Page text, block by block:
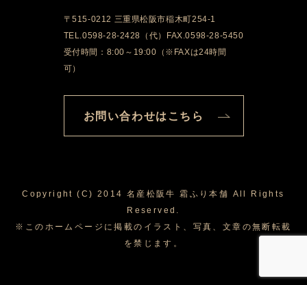
〒515-0212 三重県松阪市稲木町254-1
TEL.0598-28-2428（代）FAX.0598-28-5450
受付時間：8:00～19:00（※FAXは24時間
可）
お問い合わせはこちら
Copyright (C) 2014 名産松阪牛 霜ふり本舗 All Rights
Reserved.
※このホームページに掲載のイラスト、写真、文章の無断転載
を禁じます。